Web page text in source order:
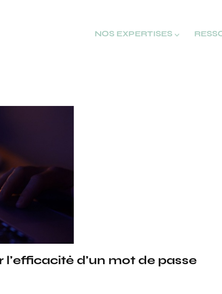
NOS EXPERTISES ⌵
d’un mot de passe